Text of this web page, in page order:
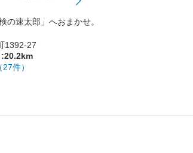
の速太郎」へおまかせ。
1392-27
:20.2km
（27件）